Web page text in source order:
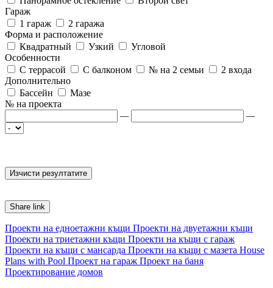
Гараж
1 гараж
2 гаража
Форма и расположение
Квадратный
Узкий
Угловой
Особенности
С террасой
С балконом № на 2 семьи
2 входа
Дополнительно
Бассейн
Мазе
№ на проекта
—
—
Share link
Проекти на едноетажни къщи Проекти на двуетажни къщи
Проекти на триетажни къщи Проекти на къщи с гараж
Проекти на къщи с мансарда Проекти на къщи с мазета House
Plans with Pool Проект на гараж Проект на баня
Проектирование домов